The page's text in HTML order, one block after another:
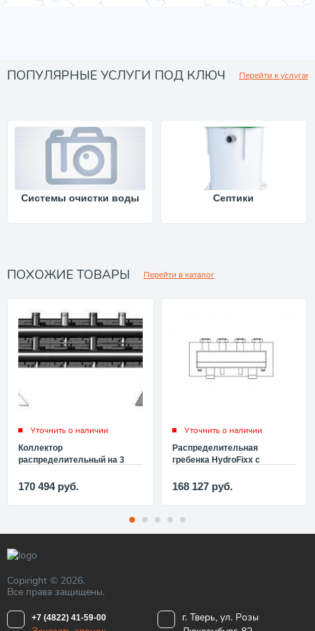
ПОПУЛЯРНЫЕ УСЛУГИ ПОД КЛЮЧ Перейти к услугам
Системы очистки воды Септики
ПОХОЖИЕ ТОВАРЫ Перейти в каталог
Уточнить о наличии
Коллектор
распределительный на 3
Victaulic V 200 ME 66457.7
170 494 руб.
Уточнить о наличии
Распределительная
гребенка HydroFixx с
стрелки для Oventrop
168 127 руб.
Copiright © 2026.
Все права защищены.
+7 (4822) 41-59-00
г. Тверь, ул. Розы